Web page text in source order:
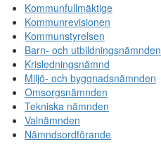
Kommunfullmäktige
Kommunrevisionen
Kommunstyrelsen
Barn- och utbildningsnämnden
Krisledningsnämnd
Miljö- och byggnadsnämnden
Omsorgsnämnden
Tekniska nämnden
Valnämnden
Nämndsordförande